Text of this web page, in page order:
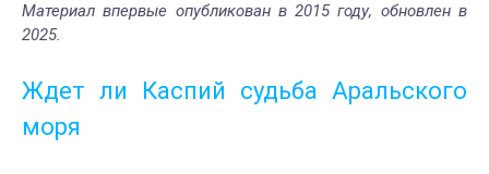
Материал впервые опубликован в 2015году, обновлен в
2025.
Ждет ли Каспий судьба Аральского
моря